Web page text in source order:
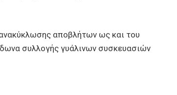
αποβλήτων ως και του
συλλογής γυάλινων συσκευασιών